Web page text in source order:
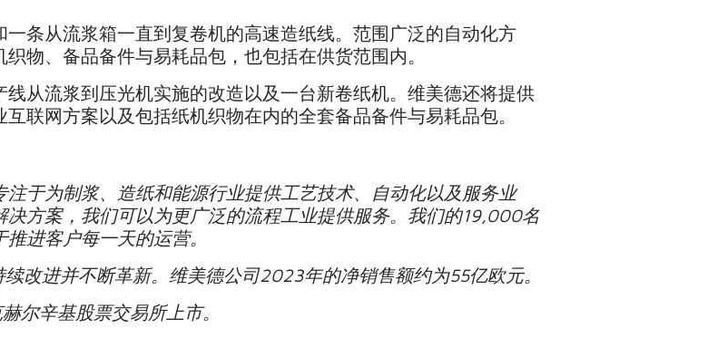
条从流浆箱一直到复卷机的高速造纸线。范围广泛的自动化方
物、备品备件与易耗品包，也包括在供货范围内。
从流浆到压光机实施的改造以及一台新卷纸机。维美德还将提供
联网方案以及包括纸机织物在内的全套备品备件与易耗品包。
于为制浆、造纸和能源行业提供工艺技术、自动化以及服务业
方案，我们可以为更广泛的流程工业提供服务。我们的19,000名
进客户每一天的运营。
改进并不断革新。维美德公司2023年的净销售额约为55亿欧元。
尔辛基股票交易所上市。